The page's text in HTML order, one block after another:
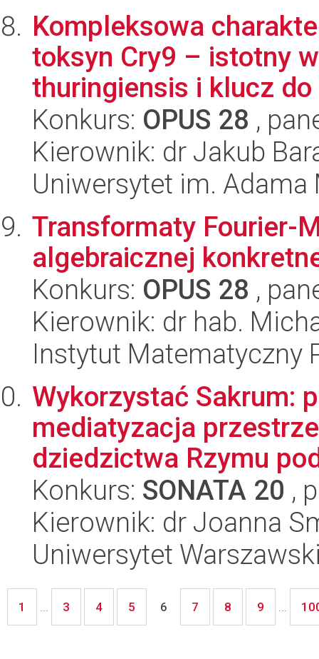
Kompleksowa
toksyn Cry9 – istotny
thuringiensis i klucz
Konkurs: OPUS 28 ,
Kierownik: dr Jakub
Uniwersytet im.
Transformaty Fourier-
algebraicznej
Konkurs: OPUS 28 ,
Kierownik: dr hab.
Instytut Matematyczny
Wykorzystać Sakrum:
mediatyzacja
dziedzictwa Rzymu
Konkurs: SONATA 20 ,
Kierownik: dr Joanna
Uniwersytet
1 ... 3 4 5 6 7 8 9 ...